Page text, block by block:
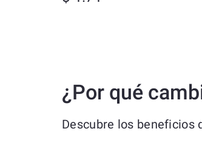
¿Por qué
Descubre los beneficios